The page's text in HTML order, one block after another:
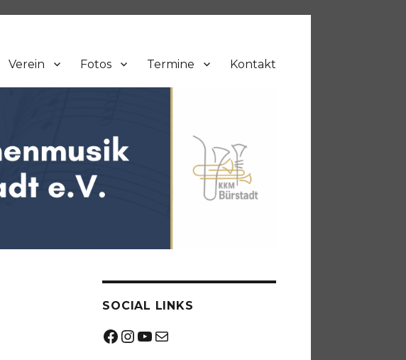
Verein Fotos Termine Kontakt
SOCIAL LINKS
Facebook
Instagram
YouTube
Mail